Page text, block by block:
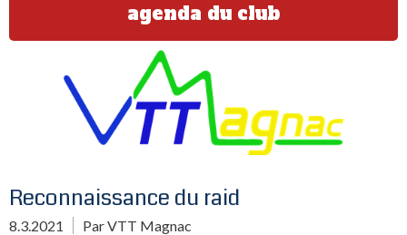
agenda du club
Reconnaissance du raid
8.3.2021
Par VTT Magnac